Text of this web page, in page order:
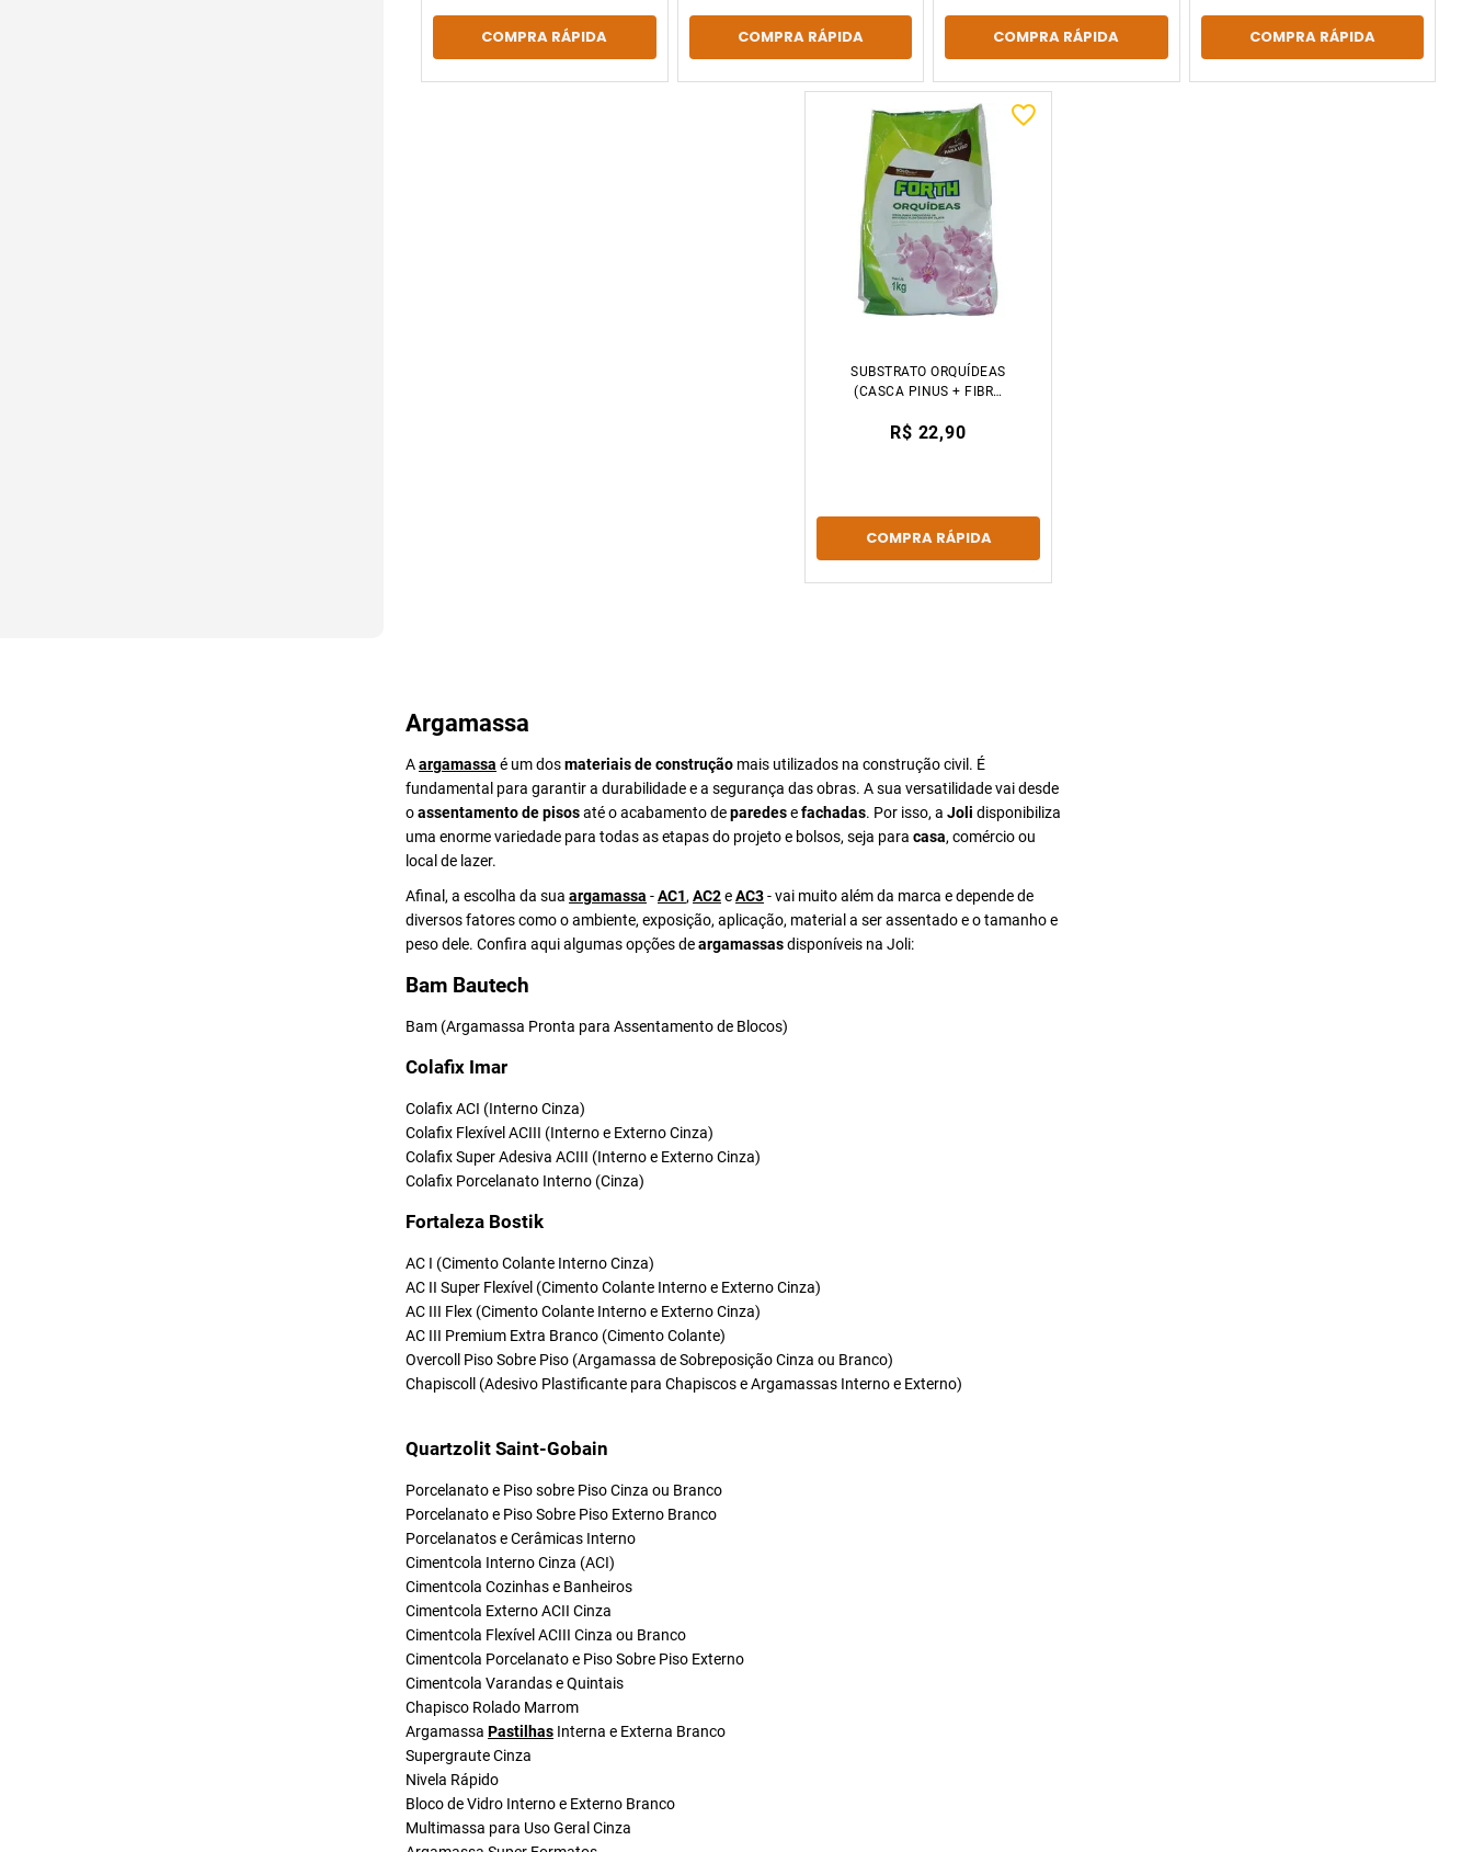
COMPRA RÁPIDA COMPRA RÁPIDA COMPRA RÁPIDA COMPRA RÁPIDA
SUBSTRATO ORQUÍDEAS
(CASCA PINUS + FIBRA
JARDIM
R$ 22,90
COMPRA RÁPIDA
Argamassa
Aargamassa é um dosmateriais de construção mais utilizados na construção civil. É
fundamental para garantir a durabilidade e a segurança das obras. A sua versatilidade vai desde
oassentamento de pisosaté o acabamento deparedesefachadas. Por isso, a Joli disponibiliza
uma enorme variedade para todas as etapas do projeto e bolsos, seja para casa, comércio ou
local de lazer.
Afinal, a escolha da sua argamassa -AC1,AC2eAC3- vai muito além da marca e depende de
diversos fatores como o ambiente, exposição, aplicação, material a ser assentado e o tamanho e
peso dele. Confira aqui algumas opções deargamassasdisponíveis na Joli:
Bam Bautech
Bam (Argamassa Pronta para Assentamento de Blocos)
Colafix Imar
Colafix ACI (Interno Cinza)
Colafix Flexível ACIII (Interno e Externo Cinza)
Colafix Super Adesiva ACIII (Interno e Externo Cinza)
Colafix Porcelanato Interno (Cinza)
Fortaleza Bostik
AC I (Cimento Colante Interno Cinza)
AC II Super Flexível (Cimento Colante Interno e Externo Cinza)
AC III Flex (Cimento Colante Interno e Externo Cinza)
AC III Premium Extra Branco (Cimento Colante)
Overcoll Piso Sobre Piso (Argamassa de Sobreposição Cinza ou Branco)
Chapiscoll (Adesivo Plastificante para Chapiscos e Argamassas Interno e Externo)
Quartzolit Saint-Gobain
Porcelanato e Piso sobre Piso Cinza ou Branco
Porcelanato e Piso Sobre Piso Externo Branco
Porcelanatos e Cerâmicas Interno
Cimentcola Interno Cinza (ACI)
Cimentcola Cozinhas e Banheiros
Cimentcola Externo ACII Cinza
Cimentcola Flexível ACIII Cinza ou Branco
Cimentcola Porcelanato e Piso Sobre Piso Externo
Cimentcola Varandas e Quintais
Chapisco Rolado Marrom
Argamassa Pastilhas Interna e Externa Branco
Supergraute Cinza
Nivela Rápido
Bloco de Vidro Interno e Externo Branco
Multimassa para Uso Geral Cinza